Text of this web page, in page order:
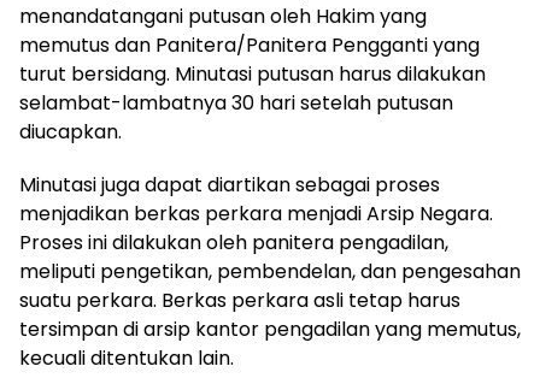
menandatangani putusan oleh Hakim yang
memutus dan Panitera/Panitera Pengganti yang
turut bersidang. Minutasi putusan harus dilakukan
selambat-lambatnya 30 hari setelah putusan
diucapkan.
Minutasi juga dapat diartikan sebagai proses
menjadikan berkas perkara menjadi Arsip Negara.
Proses ini dilakukan oleh panitera pengadilan,
meliputi pengetikan, pembendelan, dan pengesahan
suatu perkara. Berkas perkara asli tetap harus
tersimpan di arsip kantor pengadilan yang memutus,
kecuali ditentukan lain.